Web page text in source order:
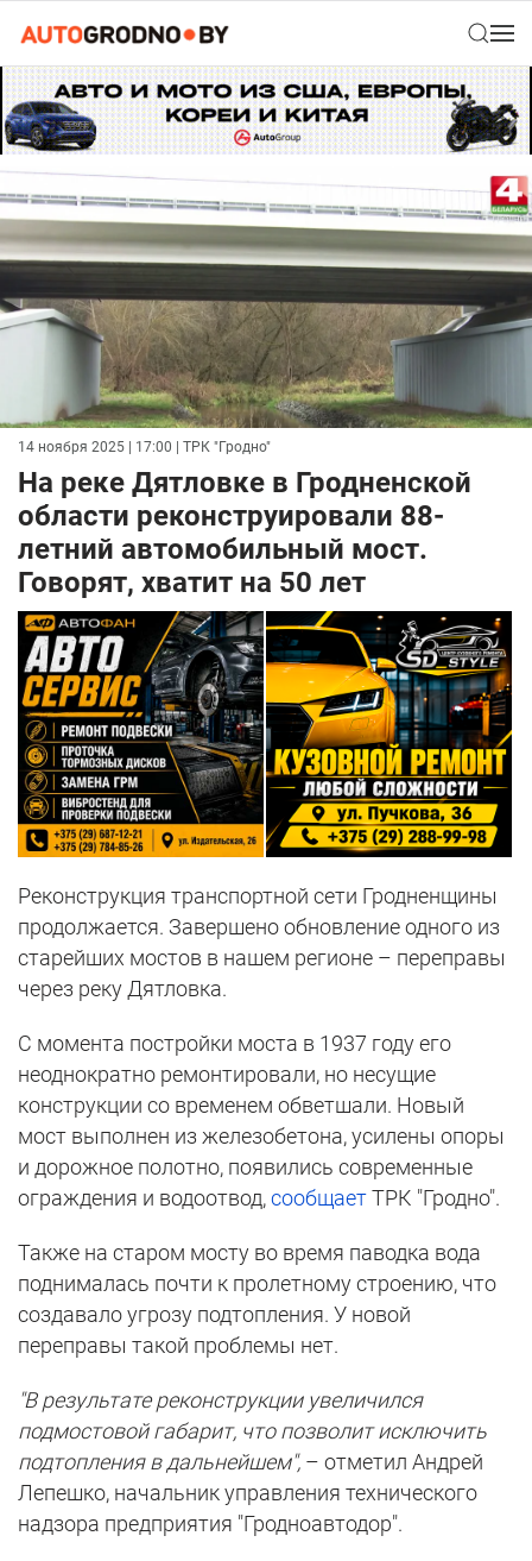
14 ноября 2025 | 17:00 | ТРК "Гродно"
На реке Дятловке в Гродненской
области реконструировали 88-
летний автомобильный мост.
Говорят, хватит на 50 лет
Реконструкция транспортной сети Гродненщины
продолжается. Завершено обновление одного из
старейших мостов в нашем регионе – переправы
через реку Дятловка.
С момента постройки моста в 1937 году его
неоднократно ремонтировали, но несущие
конструкции со временем обветшали. Новый
мост выполнен из железобетона, усилены опоры
и дорожное полотно, появились современные
ограждения и водоотвод,сообщаетТРК "Гродно".
Также на старом мосту во время паводка вода
поднималась почти к пролетному строению, что
создавало угрозу подтопления. У новой
переправы такой проблемы нет.
"В результате реконструкции увеличился
подмостовой габарит, что позволит исключить
подтопления в дальнейшем", – отметил Андрей
Лепешко, начальник управления технического
надзора предприятия "Гродноавтодор".